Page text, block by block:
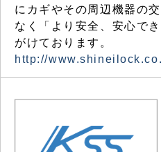
にカギやその周辺機器の
なく「より安全、安心で
がけております。
http://